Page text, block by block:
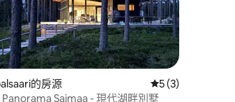
的房源 從 3 則評價中獲
5 (3)
Panorama Saimaa - 現代湖畔別墅